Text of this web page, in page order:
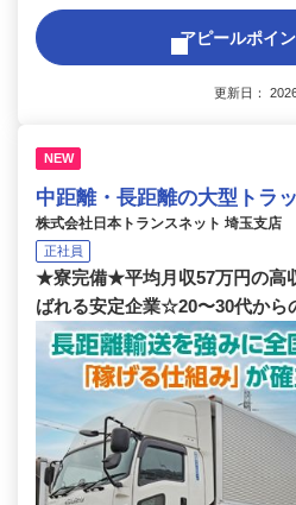
アピールポイ
更新日：
NEW
中距離・長距離の大型トラ
株式会社日本トランスネット 埼玉支店
正社員
★寮完備★平均月収57万円の高
ばれる安定企業☆20〜30代から